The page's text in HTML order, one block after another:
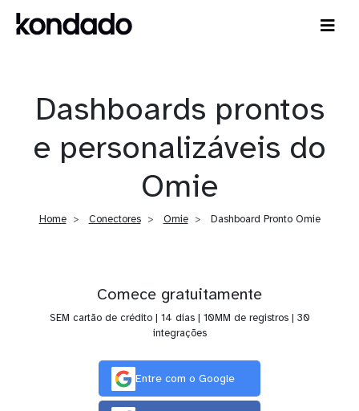
Dashboards prontos
e personalizáveis do
Omie
Home Conectores Omie Dashboard Pronto Omie
Comece gratuitamente
SEM cartão de crédito | 14 dias | 10MM de registros | 30
integrações
Entre com o Google